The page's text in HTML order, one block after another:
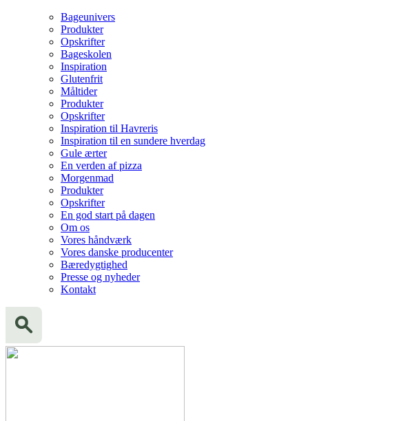
Bageunivers
Produkter
Opskrifter
Bageskolen
Inspiration
Glutenfrit
Måltider
Produkter
Opskrifter
Inspiration til Havreris
Inspiration til en sundere hverdag
Gule ærter
En verden af pizza
Morgenmad
Produkter
Opskrifter
En god start på dagen
Om os
Vores håndværk
Vores danske producenter
Bæredygtighed
Presse og nyheder
Kontakt